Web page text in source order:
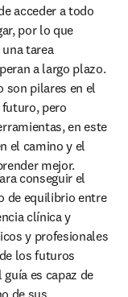
acceder a todo
por lo que
tarea
a largo plazo.
son pilares en el
pero
en este
el camino y el
mejor.
conseguir el
de equilibrio entre
clínica y
y profesionales
los futuros
es capaz de
de sus